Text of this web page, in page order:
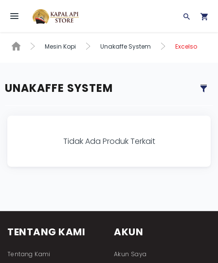
Toggle navigation
Mesin Kopi Unakaffe System Excelso
UNAKAFFE SYSTEM
Tidak Ada Produk Terkait
TENTANG KAMI
Tentang Kami
AKUN
Akun Saya